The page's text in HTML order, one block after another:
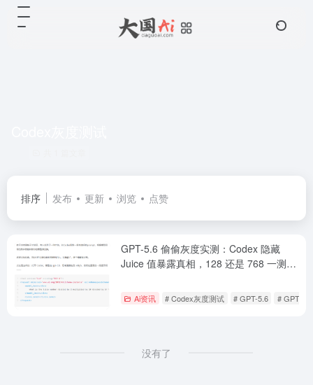
排序 发布 更新 浏览 点赞
GPT-5.6 偷偷灰度实测：Codex 隐藏
Juice 值暴露真相，128 还是 768 一测便
Ai资讯 # Codex灰度测试 # GPT-5.6 # GPT-
没有了